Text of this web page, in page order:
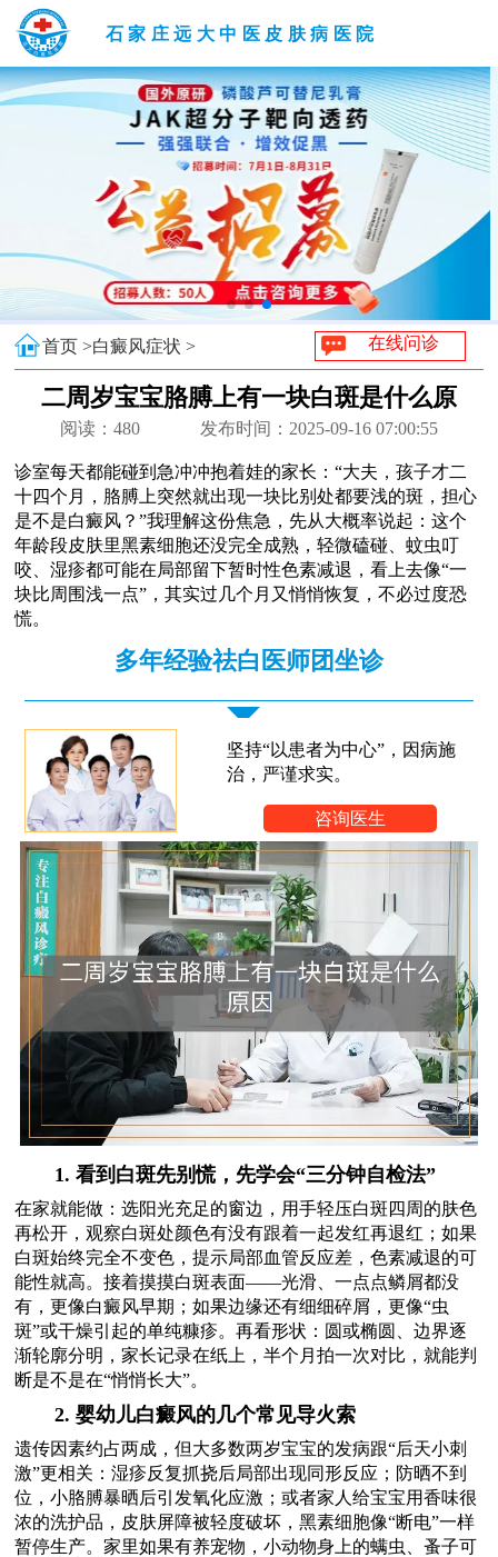
石家庄远大中医皮肤病医院
首页 >白癜风症状 > 在线问诊
二周岁宝宝胳膊上有一块白斑是什么原
因
阅读： 480 发布时间：2025-09-16 07:00:55
诊室每天都能碰到急冲冲抱着娃的家长：“大夫，孩子才二
十四个月，胳膊上突然就出现一块比别处都要浅的斑，担心
是不是白癜风？”我理解这份焦急，先从大概率说起：这个
年龄段皮肤里黑素细胞还没完全成熟，轻微磕碰、蚊虫叮
咬、湿疹都可能在局部留下暂时性色素减退，看上去像“一
块比周围浅一点”，其实过几个月又悄悄恢复，不必过度恐
慌。
多年经验祛白医师团坐诊
坚持“以患者为中心”，因病施
治，严谨求实。
咨询医生
1. 看到白斑先别慌，先学会“三分钟自检法”
在家就能做：选阳光充足的窗边，用手轻压白斑四周的肤色
再松开，观察白斑处颜色有没有跟着一起发红再退红；如果
白斑始终完全不变色，提示局部血管反应差，色素减退的可
能性就高。接着摸摸白斑表面——光滑、一点点鳞屑都没
有，更像白癜风早期；如果边缘还有细细碎屑，更像“虫
斑”或干燥引起的单纯糠疹。再看形状：圆或椭圆、边界逐
渐轮廓分明，家长记录在纸上，半个月拍一次对比，就能判
断是不是在“悄悄长大”。
2. 婴幼儿白癜风的几个常见导火索
遗传因素约占两成，但大多数两岁宝宝的发病跟“后天小刺
激”更相关：湿疹反复抓挠后局部出现同形反应；防晒不到
位，小胳膊暴晒后引发氧化应激；或者家人给宝宝用香味很
浓的洗护品，皮肤屏障被轻度破坏，黑素细胞像“断电”一样
暂停生产。家里如果有养宠物，小动物身上的螨虫、蚤子可